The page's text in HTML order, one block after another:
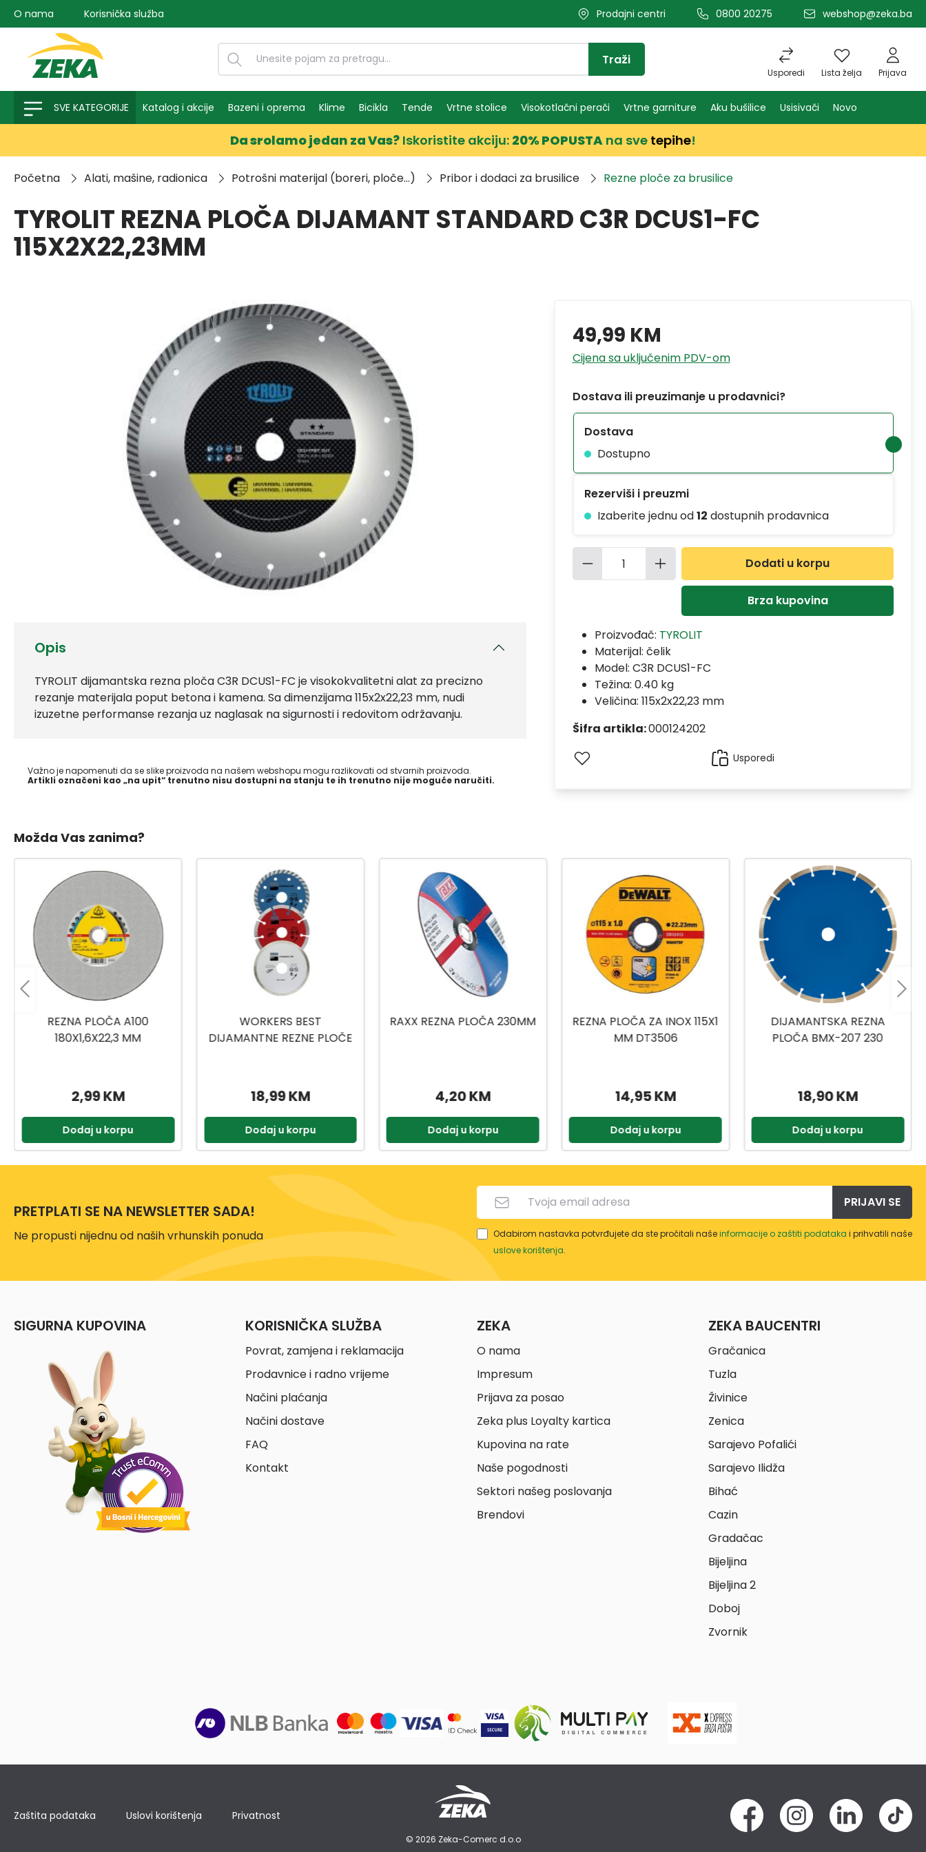
pretragu Preskoči na glavnu navigaciju
O nama Korisnička služba Prodajni centri 0800 20275 webshop@zeka.ba
Usporedi Lista želja Prijava
Traži
SVE KATEGORIJE Katalog i akcije Bazeni i oprema Klime Bicikla Tende Vrtne stolice Visokotlačni perači Vrtne garniture Aku bušilice Usisivači Novo
Da srolamo jedan za Vas? Iskoristite akciju: 20% POPUSTA na sve tepihe!
Početna Alati, mašine, radionica Potrošni materijal (boreri, ploče...) Pribor i dodaci za brusilice Rezne ploče za brusilice
TYROLIT REZNA PLOČA DIJAMANT STANDARD C3R DCUS1-FC
115X2X22,23MM
Opis
TYROLIT dijamantska rezna ploča C3R DCUS1-FC je visokokvalitetni alat za precizno
rezanje materijala poput betona i kamena. Sa dimenzijama 115x2x22,23 mm, nudi
izuzetne performanse rezanja uz naglasak na sigurnosti i redovitom održavanju.
Važno je napomenuti da se slike proizvoda na našem webshopu mogu razlikovati od stvarnih proizvoda.
Artikli označeni kao „na upit“ trenutno nisu dostupni na stanju te ih trenutno nije moguće naručiti.
49,99 KM
Cijena sa uključenim PDV-om
Dostava ili preuzimanje u prodavnici?
Dostava
Dostupno
Rezerviši i preuzmi
Izaberite jednu od12 dostupnih prodavnica
Količina proizvoda: Unesite željenu
Dodati u korpu
Brza kupovina
Proizvođač: TYROLIT
Materijal: čelik
Model: C3R DCUS1-FC
Težina: 0.40 kg
Veličina: 115x2x22,23 mm
Šifra artikla:000124202
Usporedi
Možda Vas zanima?
WORKERS BEST
DIJAMANTNE REZNE PLOČE
18,99 KM
Dodaj u korpu
RAXX REZNA PLOČA 230MM
4,20 KM
Dodaj u korpu
REZNA PLOČA ZA INOX 115X1
14,95 KM
Dodaj u korpu
DIJAMANTSKA REZNA
PLOČA BMX-207 230
18,90 KM
Dodaj u korpu
INGCO DIJAMANTSKA
REZNA PLOČA WET
14,90 KM
Dodaj u korpu
PRETPLATI SE NA NEWSLETTER SADA!
Ne propusti nijednu od naših vrhunskih ponuda
PRIJAVI SE
Odabirom nastavka potvrđujete da ste pročitali našeinformacije o zaštiti podataka i prihvatili naše
uslove korištenja.
SIGURNA KUPOVINA KORISNIČKA SLUŽBA
Povrat, zamjena i reklamacija
Prodavnice i radno vrijeme
Načini plaćanja
Načini dostave
FAQ
Kontakt
ZEKA
O nama
Impresum
Prijava za posao
Zeka plus Loyalty kartica
Kupovina na rate
Naše pogodnosti
Sektori našeg poslovanja
Brendovi
ZEKA BAUCENTRI
Gračanica
Tuzla
Živinice
Zenica
Sarajevo Pofalići
Sarajevo Ilidža
Bihać
Cazin
Gradačac
Bijeljina
Bijeljina 2
Doboj
Zvornik
Zaštita podataka Uslovi korištenja Privatnost
© 2026 Zeka-Comerc d.o.o